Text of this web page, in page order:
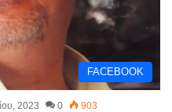
FACEBOOK
2023 0 903